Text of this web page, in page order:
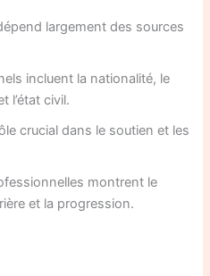
largement des sources
incluent la nationalité, le
l’état civil.
crucial dans le soutien et les
montrent le
et la progression.